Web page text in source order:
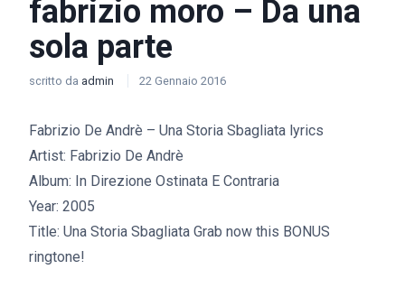
fabrizio moro – Da una
sola parte
scritto da admin 22 Gennaio 2016
Fabrizio De Andrè – Una Storia Sbagliata lyrics
Artist: Fabrizio De Andrè
Album: In Direzione Ostinata E Contraria
Year: 2005
Title: Una Storia Sbagliata Grab now this BONUS
ringtone!